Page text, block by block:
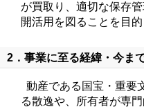
が買取り、適切な保存
開活用を図ることを目的
2．事業に至る経緯・今ま
動産である国宝・重要
る散逸や、所有者が専